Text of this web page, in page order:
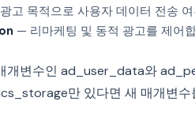
고 목적으로 사용자 데이터 전송
— 리마케팅 및 동적 광고를 제어
개변수인 ad_user_data와
만 있다면 새 매개변수